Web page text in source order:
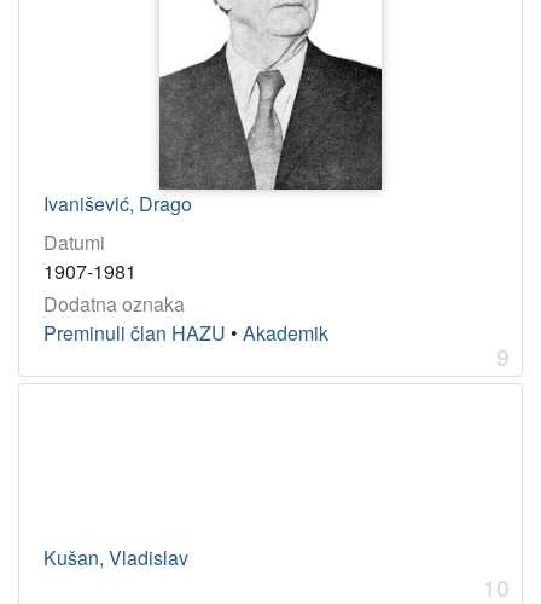
Ivanišević, Drago
Datumi
Dodatna oznaka
Preminuli član HAZU • Akademik
9
Kušan, Vladislav
10